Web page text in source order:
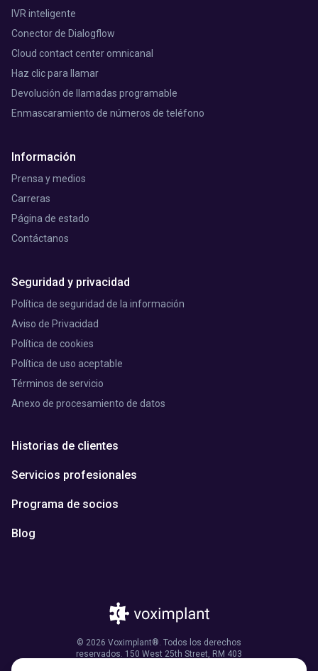
IVR inteligente
Conector de Dialogflow
Cloud contact center omnicanal
Haz clic para llamar
Devolución de llamadas programable
Enmascaramiento de números de teléfono
Información
Prensa y medios
Carreras
Página de estado
Contáctanos
Seguridad y privacidad
Política de seguridad de la información
Aviso de Privacidad
Política de cookies
Política de uso aceptable
Términos de servicio
Anexo de procesamiento de datos
Historias de clientes
Servicios profesionales
Programa de socios
Blog
© 2026 Voximplant®. Todos los derechos
reservados. 150 West 25th Street, RM 403